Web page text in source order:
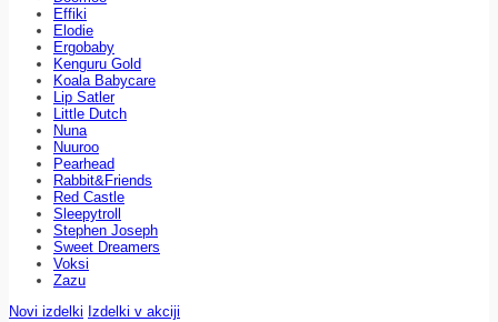
Effiki
Elodie
Ergobaby
Kenguru Gold
Koala Babycare
Lip Satler
Little Dutch
Nuna
Nuuroo
Pearhead
Rabbit&Friends
Red Castle
Sleepytroll
Stephen Joseph
Sweet Dreamers
Voksi
Zazu
Novi izdelki Izdelki v akciji